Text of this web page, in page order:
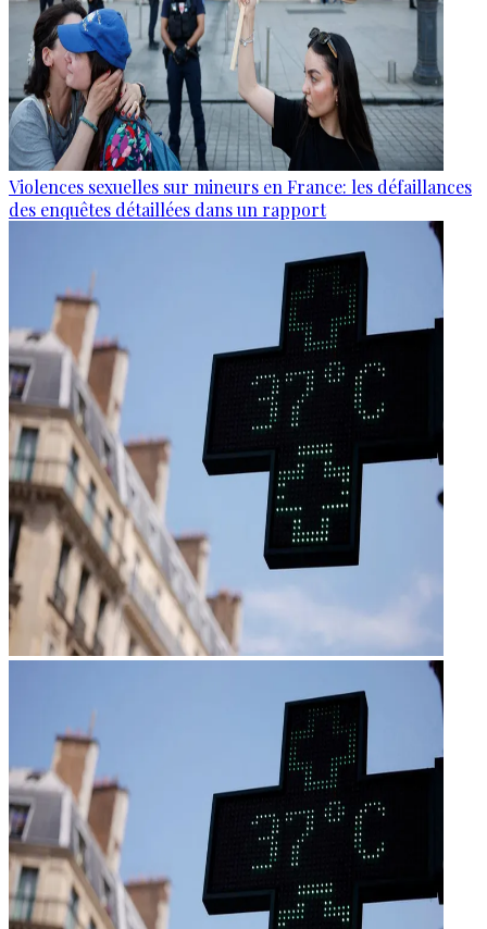
Violences sexuelles sur mineurs en France: les défaillances
des enquêtes détaillées dans un rapport